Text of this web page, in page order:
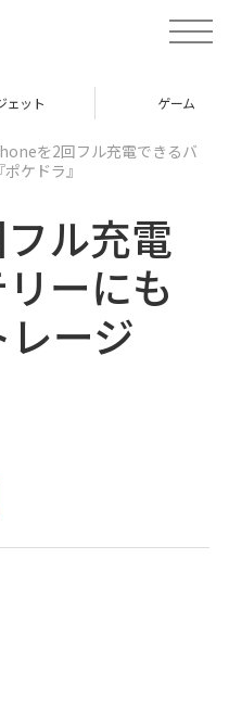
t
o
e
v
ト ゲーム
を2回フル充電できるバ
ケドラ』
ル充電
ーにも
ージ